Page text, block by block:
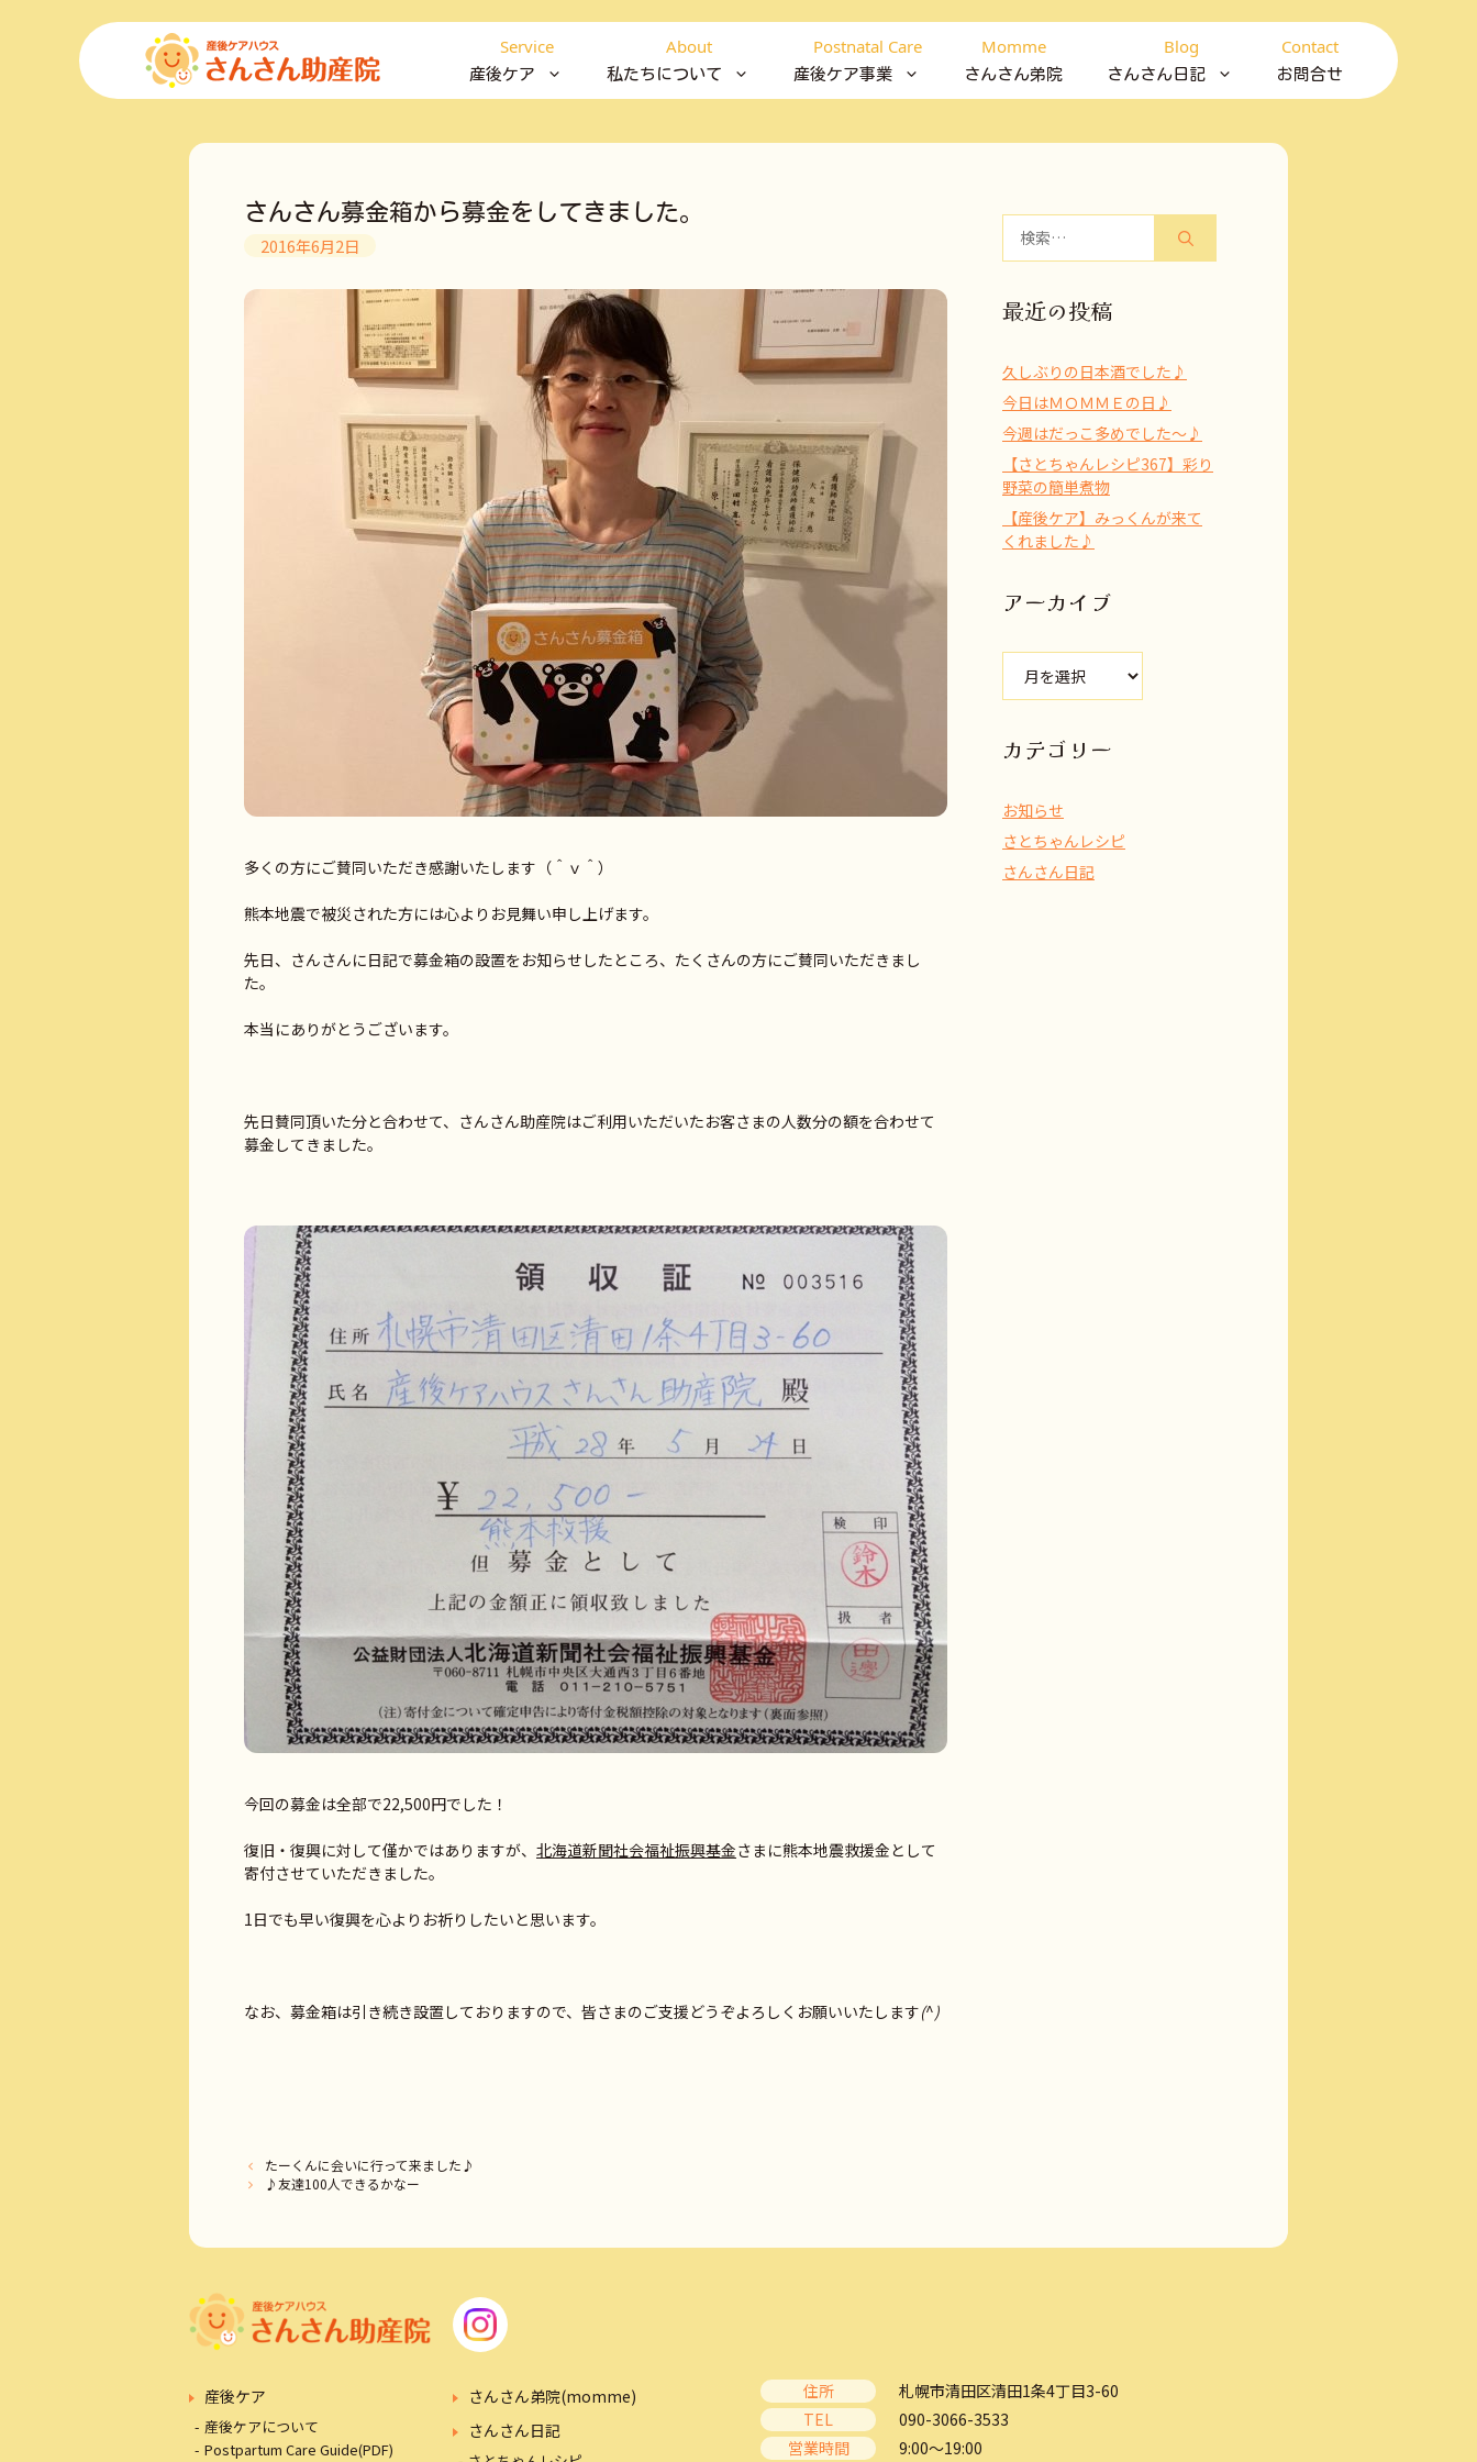
Service
産後ケア
About
私たちについて
Postnatal Care
産後ケア事業
Momme
さんさん弟院
Blog
さんさん日記
Contact
お問合せ
さんさん募金箱から募金をしてきました。
2016年6月2日
多くの方にご賛同いただき感謝いたします（＾ｖ＾）
熊本地震で被災された方には心よりお見舞い申し上げます。
先日、さんさんに日記で募金箱の設置をお知らせしたところ、たくさんの方にご賛同いただきまし
た。
本当にありがとうございます。
先日賛同頂いた分と合わせて、さんさん助産院はご利用いただいたお客さまの人数分の額を合わせて
募金してきました。
今回の募金は全部で22,500円でした！
復旧・復興に対して僅かではありますが、 北海道新聞社会福祉振興基金さまに熊本地震救援金として
寄付させていただきました。
1日でも早い復興を心よりお祈りしたいと思います。
なお、募金箱は引き続き設置しておりますので、皆さまのご支援どうぞよろしくお願いいたします(^)
たーくんに会いに行って来ました♪
♪友達100人できるかなー
最近の投稿
久しぶりの日本酒でした♪
今日はＭＯＭＭＥの日♪
今週はだっこ多めでした～♪
【さとちゃんレシピ367】彩り
野菜の簡単煮物
【産後ケア】みっくんが来て
くれました♪
アーカイブ
ブ
カテゴリー
お知らせ
さとちゃんレシピ
さんさん日記
産後ケア
産後ケアについて
Postpartum Care Guide(PDF)
さんさん弟院(momme)
さんさん日記
住所
札幌市清田区清田1条4丁目3-60
TEL
090-3066-3533
営業時間
9:00～19:00